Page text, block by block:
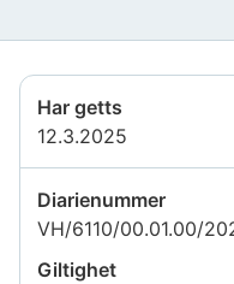
Har getts
12.3.2025
Diarienummer
VH/6110/00.01.00/
Giltighet